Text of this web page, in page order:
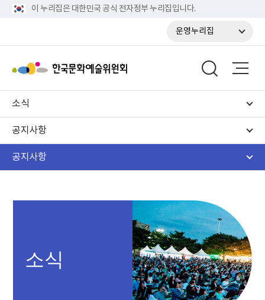
이 누리집은 대한민국 공식 전자정부 누리집입니다.
운영누리집
소식
공지사항
공지사항
소식